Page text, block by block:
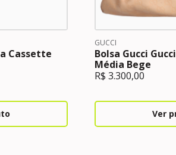
Cassette
GUCCI
Bolsa Gucci
Média Bege
R$ 3.300,00
Ver